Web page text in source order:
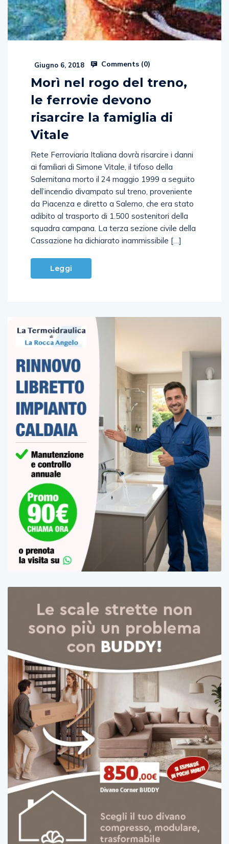
Morì nel rogo del treno,
le ferrovie devono
risarcire la famiglia di
Rete Ferroviaria Italiana dovrà risarcire i danni
ai familiari di Simone Vitale, il tifoso della
Salernitana morto il 24 maggio 1999 a seguito
dell’incendio divampato sul treno, proveniente
da Piacenza e diretto a Salerno, che era stato
adibito al trasporto di 1.500 sostenitori della
squadra campana. La terza sezione civile della
Leggi